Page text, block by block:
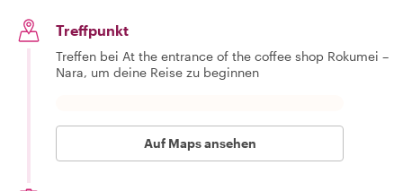
Treffpunkt
Treffen bei At the entrance of the coffee shop Rokumei –
Nara, um deine Reise zu beginnen
Auf Maps ansehen